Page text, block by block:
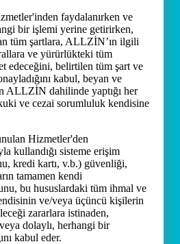
faydalanırken ve
bir işlemi yerine getirirken,
tüm şartlara, ALLZİN’ın ilgili
ve yürürlükteki tüm
edeceğini, belirtilen tüm şart ve
kabul, beyan ve
ALLZİN dahilinde yaptığı her
ve cezai sorumluluk kendisine
Hizmetler'den
kullandığı sisteme erişim
kredi kartı, v.b.) güvenliği,
tamamen kendi
bu hususlardaki tüm ihmal ve
ve/veya üçüncü kişilerin
zararlara istinaden,
dolaylı, herhangi bir
kabul eder.